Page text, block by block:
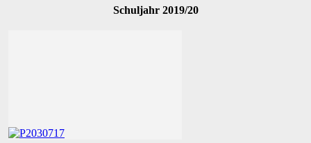
Schuljahr 2019/20